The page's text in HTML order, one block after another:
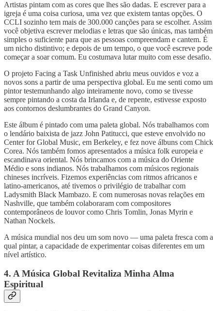
Artistas pintam com as cores que lhes são dadas. E escrever para a
igreja é uma coisa curiosa, uma vez que existem tantas opções. O
CCLI sozinho tem mais de 300.000 canções para se escolher. Assim
você objetiva escrever melodias e letras que são únicas, mas também
simples o suficiente para que as pessoas compreendam e cantem. É
um nicho distintivo; e depois de um tempo, o que você escreve pode
começar a soar comum. Eu costumava lutar muito com esse desafio.
O projeto Facing a Task Unfinished abriu meus ouvidos e voz a
novos sons a partir de uma perspectiva global. Eu me senti como um
pintor testemunhando algo inteiramente novo, como se tivesse
sempre pintando a costa da Irlanda e, de repente, estivesse exposto
aos contornos deslumbrantes do Grand Canyon.
Este álbum é pintado com uma paleta global. Nós trabalhamos com
o lendário baixista de jazz John Patitucci, que esteve envolvido no
Center for Global Music, em Berkeley, e fez nove álbuns com Chick
Corea. Nós também fomos apresentados a música folk europeia e
escandinava oriental. Nós brincamos com a música do Oriente
Médio e sons indianos. Nós trabalhamos com músicos regionais
chineses incríveis. Fizemos experiências com ritmos africanos e
latino-americanos, até tivemos o privilégio de trabalhar com
Ladysmith Black Mambazo. E com numerosas novas relações em
Nashville, que também colaboraram com compositores
contemporâneos de louvor como Chris Tomlin, Jonas Myrin e
Nathan Nockels.
A música mundial nos deu um som novo — uma paleta fresca com a
qual pintar, a capacidade de experimentar coisas diferentes em um
nível artístico.
4. A Música Global Revitaliza Minha Alma
Espiritual